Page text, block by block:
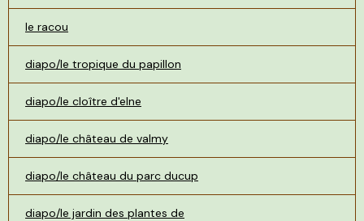
le racou
diapo/le tropique du papillon
diapo/le cloître d'elne
diapo/le château de valmy
diapo/le château du parc ducup
diapo/le jardin des plantes de